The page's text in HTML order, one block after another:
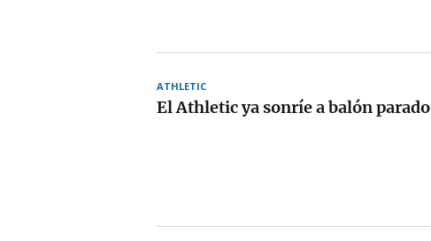
ATHLETIC
El Athletic ya sonríe a balón parado